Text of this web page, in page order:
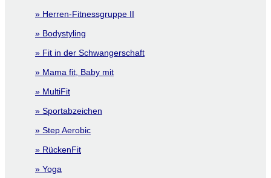
Herren-Fitnessgruppe II
Bodystyling
Fit in der Schwangerschaft
Mama fit, Baby mit
MultiFit
Sportabzeichen
Step Aerobic
RückenFit
Yoga